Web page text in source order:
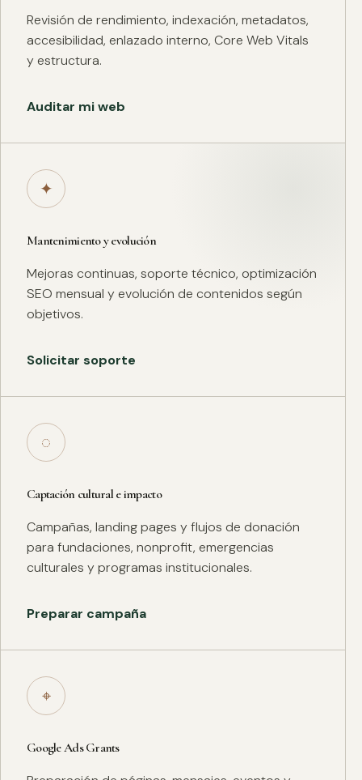
Revisión de rendimiento, indexación, metadatos,
accesibilidad, enlazado interno, Core Web Vitals
y estructura.
Auditar mi web
✦
Mantenimiento y evolución
Mejoras continuas, soporte técnico, optimización
SEO mensual y evolución de contenidos según
objetivos.
Solicitar soporte
◌
Captación cultural e impacto
Campañas, landing pages y flujos de donación
para fundaciones, nonprofit, emergencias
culturales y programas institucionales.
Preparar campaña
⌖
Google Ads Grants